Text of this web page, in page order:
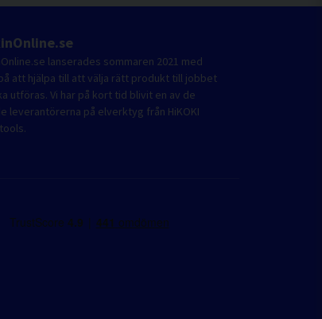
lanserades sommaren 2021 med
att hjälpa till att välja rätt produkt till jobbet
utföras. Vi har på kort tid blivit en av de
leverantörerna på elverktyg från HiKOKI